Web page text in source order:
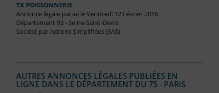
TK POISSONNERIE
Annonce légale parue le Vendredi 12 Février 2016
Département 93 - Seine-Saint-Denis
Société par Actions Simplifiées (SAS)
AUTRES ANNONCES LÉGALES PUBLIÉES EN
LIGNE DANS LE DÉPARTEMENT DU 75 - PARIS